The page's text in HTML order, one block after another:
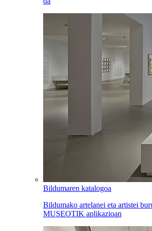
Bildumaren katalogoa
Bildumako artelanei eta artistei
MUSEOTIK aplikazioan